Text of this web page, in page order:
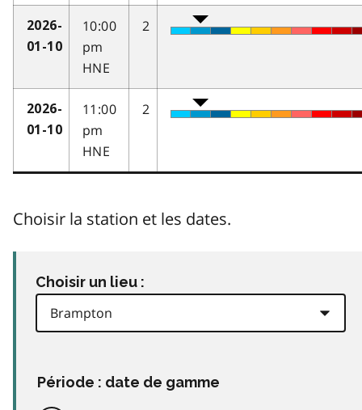
2026-
01-10
10:00
pm
HNE
2
2026-
01-10
11:00
pm
HNE
2
Choisir la station et les dates.
Choisir un lieu :
Période : date de gamme